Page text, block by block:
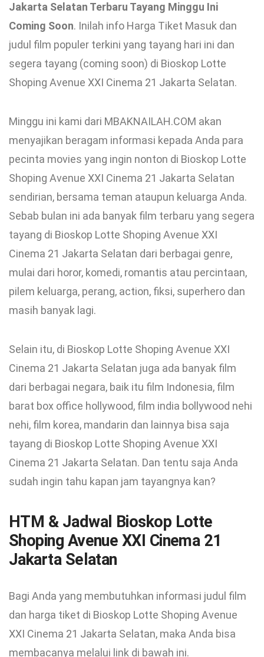
Jakarta Selatan Terbaru Tayang Minggu Ini
Coming Soon. Inilah info Harga Tiket Masuk dan
judul film populer terkini yang tayang hari ini dan
segera tayang (coming soon) di Bioskop Lotte
Shoping Avenue XXI Cinema 21 Jakarta Selatan.
Minggu ini kami dari MBAKNAILAH.COM akan
menyajikan beragam informasi kepada Anda para
pecinta movies yang ingin nonton di Bioskop Lotte
Shoping Avenue XXI Cinema 21 Jakarta Selatan
sendirian, bersama teman ataupun keluarga Anda.
Sebab bulan ini ada banyak film terbaru yang segera
tayang di Bioskop Lotte Shoping Avenue XXI
Cinema 21 Jakarta Selatan dari berbagai genre,
mulai dari horor, komedi, romantis atau percintaan,
pilem keluarga, perang, action, fiksi, superhero dan
masih banyak lagi.
Selain itu, di Bioskop Lotte Shoping Avenue XXI
Cinema 21 Jakarta Selatan juga ada banyak film
dari berbagai negara, baik itu film Indonesia, film
barat box office hollywood, film india bollywood nehi
nehi, film korea, mandarin dan lainnya bisa saja
tayang di Bioskop Lotte Shoping Avenue XXI
Cinema 21 Jakarta Selatan. Dan tentu saja Anda
sudah ingin tahu kapan jam tayangnya kan?
HTM & Jadwal Bioskop Lotte
Shoping Avenue XXI Cinema 21
Jakarta Selatan
Bagi Anda yang membutuhkan informasi judul film
dan harga tiket di Bioskop Lotte Shoping Avenue
XXI Cinema 21 Jakarta Selatan, maka Anda bisa
membacanya melalui link di bawah ini.